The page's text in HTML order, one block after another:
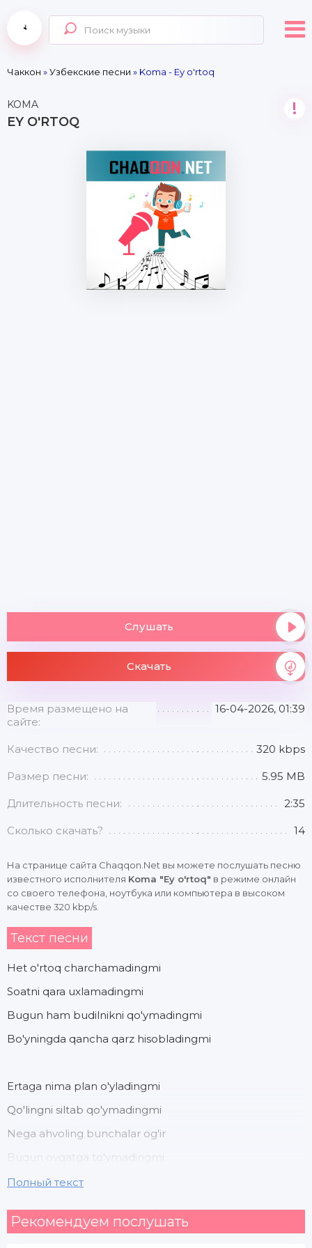
Чаккон »Узбекские песни » Koma - Ey o'rtoq
KOMA
EY O'RTOQ
!
Слушать
Скачать
Время размещено на
сайте:
16-04-2026, 01:39
Качество песни: 320 kbps
Размер песни: 5.95 MB
Длительность песни: 2:35
Сколько скачать? 14
На странице сайта Chaqqon.Net вы можете послушать песню
известного исполнителя Koma "Ey o'rtoq" в режиме онлайн
со своего телефона, ноутбука или компьютера в высоком
качестве 320 kbp/s.
Текст песни
Het o'rtoq charchamadingmi
Soatni qara uxlamadingmi
Bugun ham budilnikni qo'ymadingmi
Bo'yningda qancha qarz hisobladingmi
Ertaga nima plan o'yladingmi
Qo'lingni siltab qo'ymadingmi
Nega ahvoling bunchalar og'ir
Bugun ovqatga to'ymadingmi
Uch oyda bir tishlaring go'sht chaynar
Полный текст
Рекомендуем послушать